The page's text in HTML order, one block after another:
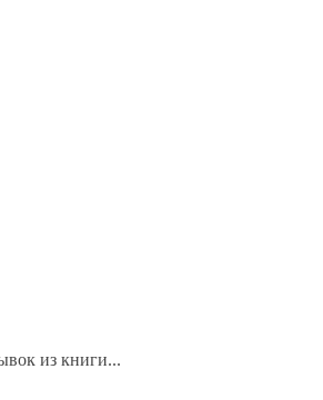
из книги...